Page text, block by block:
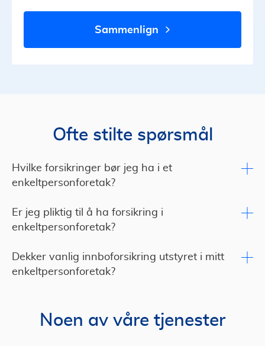
sammenlign
Ofte stilte spørsmål
Hvilke forsikringer bør jeg ha i et
enkeltpersonforetak?
Er jeg pliktig til å ha forsikring i
enkeltpersonforetak?
Dekker vanlig innboforsikring utstyret i mitt
enkeltpersonforetak?
Noen av våre tjenester